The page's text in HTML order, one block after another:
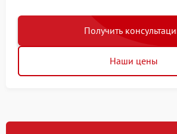
Получить
Наши цены